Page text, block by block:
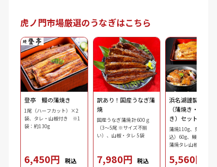
虎ノ門市場厳選のうなぎはこちら
登亭 鰻の蒲焼き
1尾（ハーフカット）×2
袋、タレ・山椒付き ※1
袋：約130g
6,450円 税込
訳あり！国産うなぎ蒲
焼
国産うなぎ蒲焼 計600ｇ
（3～5尾 ※サイズ不揃
い）、山椒・タレ 5袋
7,980円 税込
浜名湖謹製 鰻三
（蒲焼き・刻み
き）セット
蒲焼110g、刻み鰻（
込）60g、鰻肝蒲焼
蒲焼タレ山椒（タレ
3.7g、ダシ10ml、わ
5,560円